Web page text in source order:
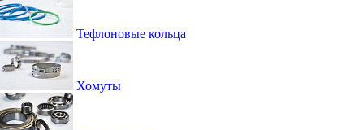
Тефлоновые кольца
Хомуты